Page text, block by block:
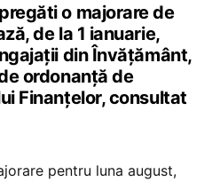
o majorare de
de la 1 ianuarie,
din Învățământ,
ordonanță de
Finanțelor, consultat
pentru luna august,